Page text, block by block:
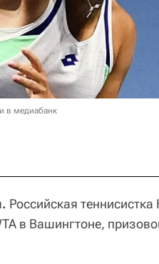
в медиабанк
Российская
в Вашингтоне,